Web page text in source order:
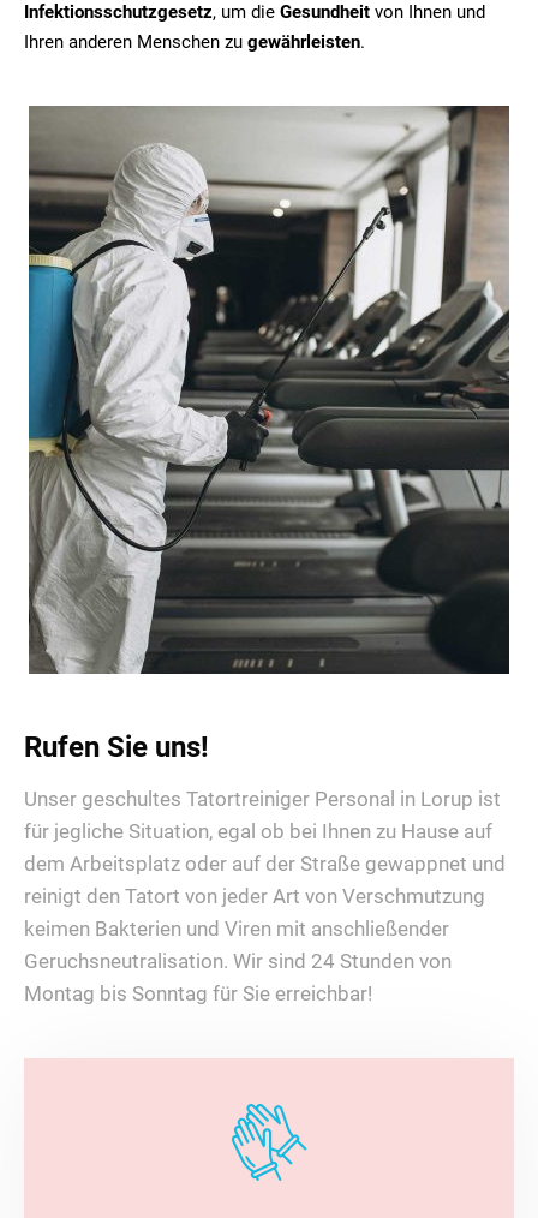
Infektionsschutzgesetz, um die Gesundheit von Ihnen und
Ihren anderen Menschen zu gewährleisten.
Rufen Sie uns!
Unser geschultes Tatortreiniger Personal in Lorup ist
für jegliche Situation, egal ob bei Ihnen zu Hause auf
dem Arbeitsplatz oder auf der Straße gewappnet und
reinigt den Tatort von jeder Art von Verschmutzung
keimen Bakterien und Viren mit anschließender
Geruchsneutralisation. Wir sind 24 Stunden von
Montag bis Sonntag für Sie erreichbar!